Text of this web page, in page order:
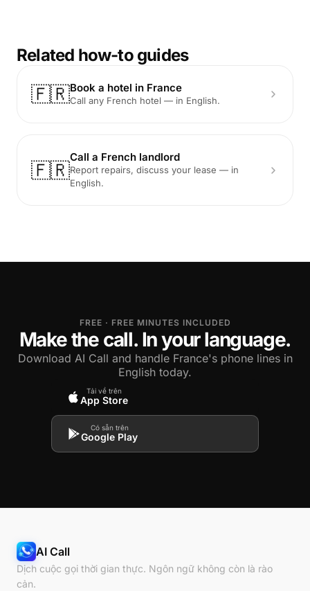
Related how-to guides
🇫🇷Book a hotel in France
Call any French hotel — in English.
🇫🇷
Call a French landlord
Report repairs, discuss your lease — in
English.
FREE · FREE MINUTES INCLUDED
Make the call. In your language.
Download AI Call and handle France's phone lines in
English today.
Tải về trên
App Store
Có sẵn trên
Google Play
AI Call
Dịch cuộc gọi thời gian thực. Ngôn ngữ không còn là rào
cản.